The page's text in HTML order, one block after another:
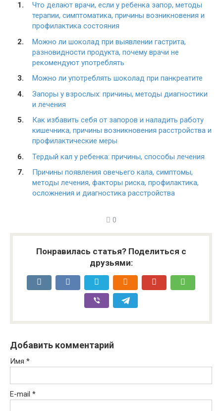
Что делают врачи, если у ребенка запор, методы
терапии, симптоматика, причины возникновения и
профилактика состояния
Можно ли шоколад при выявлении гастрита,
разновидности продукта, почему врачи не
рекомендуют употреблять
Можно ли употреблять шоколад при панкреатите
Запоры у взрослых: причины, методы диагностики
и лечения
Как избавить себя от запоров и наладить работу
кишечника, причины возникновения расстройства и
профилактические меры
Тердый кал у ребенка: причины, способы лечения
Причины появления овечьего кала, симптомы,
методы лечения, факторы риска, профилактика,
осложнения и диагностика расстройства
0
Понравилась статья? Поделиться с
друзьями:
Добавить комментарий
Имя *
E-mail *